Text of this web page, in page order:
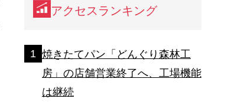
アクセスランキング
焼きたてパン「どんぐり森林工
房」の店舗営業終了へ、工場機能
は継続